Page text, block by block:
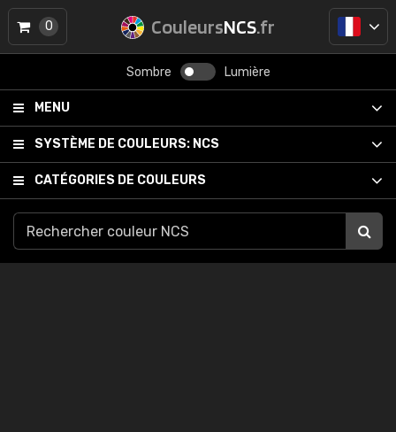
CouleursNCS.fr
Sombre Lumière
MENU
SYSTÈME DE COULEURS: NCS
CATÉGORIES DE COULEURS
0